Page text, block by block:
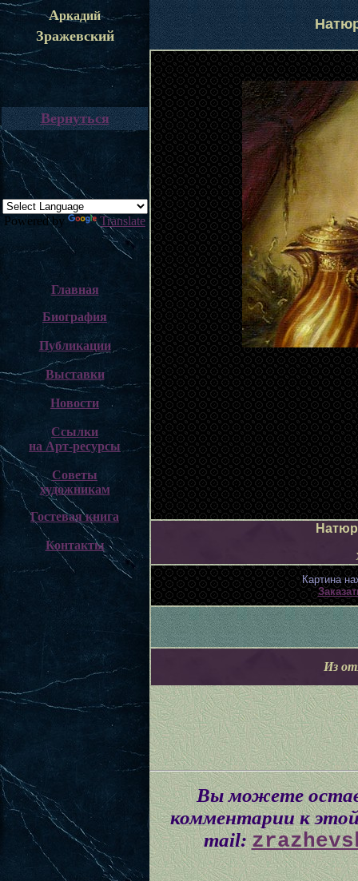
Аркадий
Зражевский
Вернуться
Powered by Translate
Главная
Биография
Публикации
Выставки
Новости
Ссылки
на Арт-ресурсы
Советы
художникам
Гостевая книга
Контакты
Картина
Из
Вы можете
комментарии к
mail: